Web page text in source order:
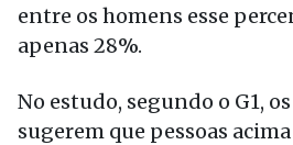
entre os homens esse
apenas 28%.
No estudo, segundo o G1,
sugerem que pessoas